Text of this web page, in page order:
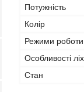
Потужність
Колір
Режими роботи
Особливості
Стан